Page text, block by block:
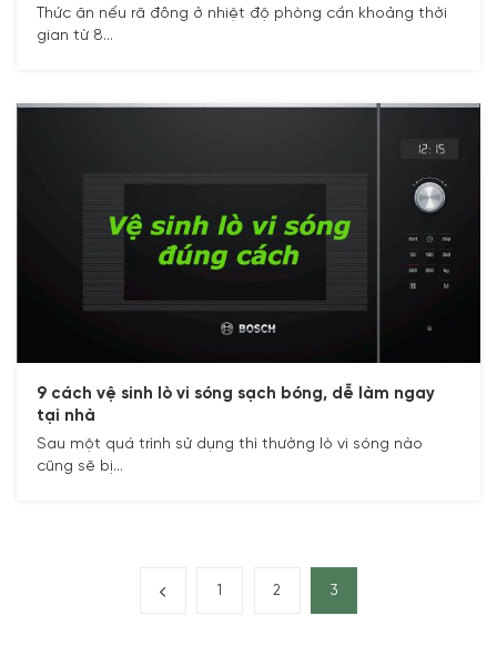
Thức ăn nếu rã đông ở nhiệt độ phòng cần khoảng thời
gian từ 8...
9 cách vệ sinh lò vi sóng sạch bóng, dễ làm ngay
tại nhà
Sau một quá trình sử dụng thì thường lò vi sóng nào
cũng sẽ bị...
1 2 3